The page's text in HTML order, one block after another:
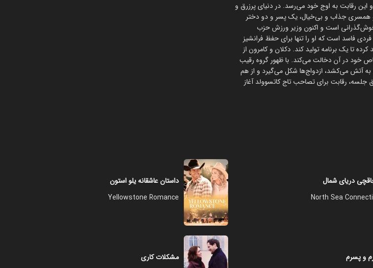
این رقابت به اوج خود می‌رسد. در دنیای پرزرق و
او همسری جذاب و بی‌خیال، یک پسر و دو دختر
است و اکنون وزیر ورزش حزب
فاسد است که او را تنها برای حفظ فرانشیز
تا یک برنامه تولید کند. دکلان و کامرون از
خود در آن دخالت می‌کند. با ظهور گروه رقیب
آتش می‌کشد، ازدواج‌ها شکل می‌گیرد و از هم
رقابت برای تصاحب تاج کاتسوولد آغاز
دریای شمال
North Sea
داستان عاشقانه یلو استون
Yellowstone Romance
و پسرم
مشکلات کاری